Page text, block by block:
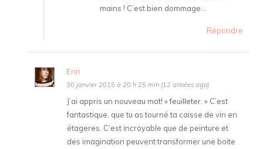
mains ! C’est bien dommage…
Répondre
Erin
30 janvier 2015 à 20 h 25 min (12 années ago)
J’ai appris un nouveau mot! « feuilleter. » C’est
fantastique, que tu as tourné ta caisse de vin en
étageres. C’est incroyable que de peinture et
des imagination peuvent transformer une boite